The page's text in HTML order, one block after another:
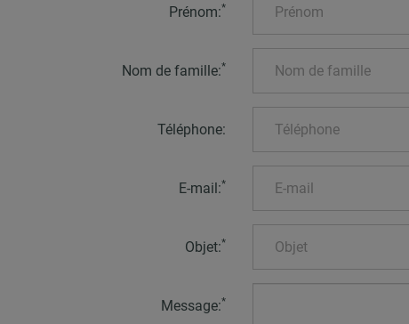
Prénom:*
Nom de famille:*
Téléphone:
E-mail:*
Objet:*
Message:*